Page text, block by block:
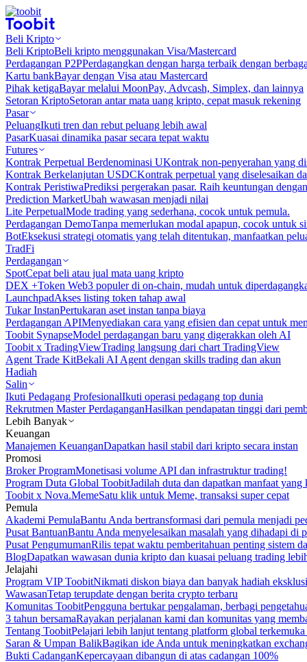
Beli Kripto
Beli KriptoBeli kripto menggunakan Visa/Mastercard
Perdagangan P2PPerdagangkan dengan harga terbaik dengan
Kartu bankBayar dengan Visa atau Mastercard
Pihak ketigaBayar melalui MoonPay, Advcash, Simplex, dan lainnya
Setoran KriptoSetoran antar mata uang kripto, cepat masuk rekening
Pasar
PeluangIkuti tren dan rebut peluang lebih awal
PasarKuasai dinamika pasar secara tepat waktu
Futures
Kontrak Perpetual Berdenominasi UKontrak non-penyerahan yang
Kontrak Berkelanjutan USDCKontrak perpetual yang diselesaikan
Kontrak PeristiwaPrediksi pergerakan pasar. Raih keuntungan
Prediction MarketUbah wawasan menjadi nilai
Lite PerpetualMode trading yang sederhana, cocok untuk pemula.
Perdagangan DemoTanpa memerlukan modal apapun, cocok untuk
BotEksekusi strategi otomatis yang telah ditentukan, manfaatkan
TradFi
Perdagangan
SpotCepat beli atau jual mata uang kripto
DEX +Token Web3 populer di on-chain, mudah untuk
LaunchpadAkses listing token tahap awal
Tukar InstanPertukaran aset instan tanpa biaya
Perdagangan APIMenyediakan cara yang efisien dan cepat untuk
Toobit SynapseModel perdagangan baru yang digerakkan oleh AI
Toobit x TradingViewTrading langsung dari chart TradingView
Agent Trade KitBekali AI Agent dengan skills trading dan akun
Hadiah
Salin
Ikuti Pedagang ProfesionalIkuti operasi pedagang top dunia
Rekrutmen Master PerdaganganHasilkan pendapatan tinggi dari
Lebih Banyak
Keuangan
Manajemen KeuanganDapatkan hasil stabil dari kripto secara instan
Promosi
Broker ProgramMonetisasi volume API dan infrastruktur trading!
Program Duta Global ToobitJadilah duta dan dapatkan manfaat
Toobit x Nova.MemeSatu klik untuk Meme, transaksi super cepat
Pemula
Akademi PemulaBantu Anda bertransformasi dari pemula menjadi
Pusat BantuanBantu Anda menyelesaikan masalah yang dihadapi di
Pusat PengumumanRilis tepat waktu pemberitahuan penting sistem
BlogDapatkan wawasan dunia kripto dan kuasai peluang trading
Jelajahi
Program VIP ToobitNikmati diskon biaya dan banyak hadiah
WawasanTetap terupdate dengan berita crypto terbaru
Komunitas ToobitPengguna bertukar pengalaman, berbagi
3 tahun bersamaRayakan perjalanan kami dan komunitas yang
Tentang ToobitPelajari lebih lanjut tentang platform global
Saran & Umpan BalikBagikan ide Anda untuk meningkatkan
Bukti CadanganKepercayaan dibangun di atas cadangan 100%